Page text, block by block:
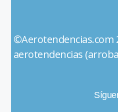
aerotendencias